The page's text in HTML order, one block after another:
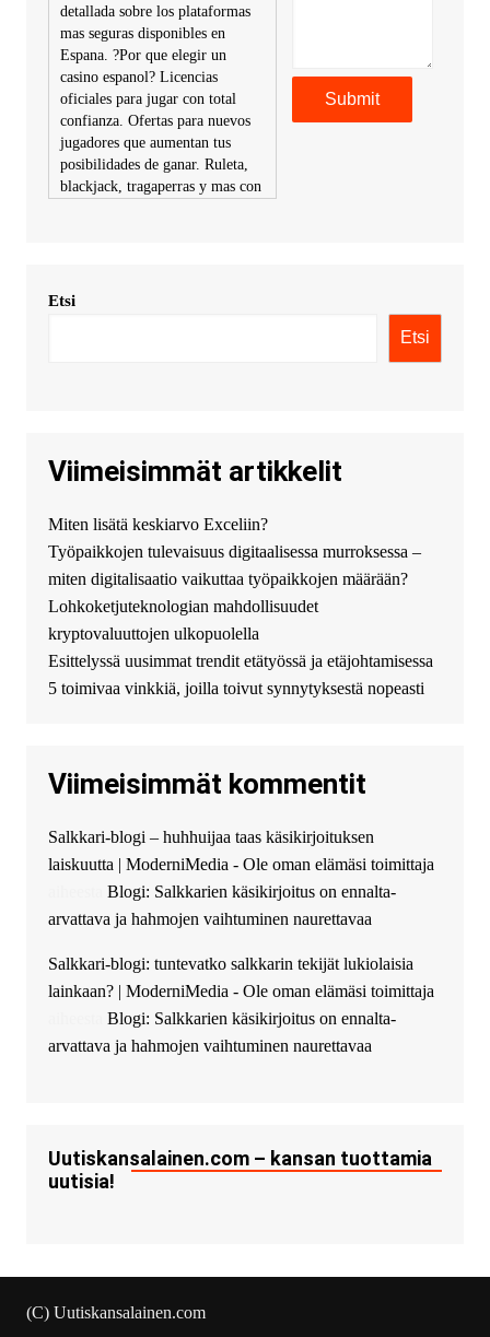
detallada sobre los plataformas
mas seguras disponibles en
Espana. ?Por que elegir un
casino espanol? Licencias
oficiales para jugar con total
confianza. Ofertas para nuevos
jugadores que aumentan tus
posibilidades de ganar. Ruleta,
blackjack, tragaperras y mas con
KimonicRisse :
купить хавал джулиан -
http://jolion-ufa1.ru/
Появился вопрос про срочно
взять деньги? Предлагаем
безопасный источник
финансовой помощи. Вы
можете получить
финансирование в долг без
избыточных вопросов и
документов? Тогда обратитесь
guest_4889 :Cmon Suomi 👏
The Admin: High five! You’ve
successfully installed Simple
Ajax Chat.
Etsi
Etsi
Viimeisimmät artikkelit
Miten lisätä keskiarvo Exceliin?
Työpaikkojen tulevaisuus digitaalisessa murroksessa –
miten digitalisaatio vaikuttaa työpaikkojen määrään?
Lohkoketjuteknologian mahdollisuudet
kryptovaluuttojen ulkopuolella
Esittelyssä uusimmat trendit etätyössä ja etäjohtamisessa
5 toimivaa vinkkiä, joilla toivut synnytyksestä nopeasti
Viimeisimmät kommentit
Salkkari-blogi – huhhuijaa taas käsikirjoituksen
laiskuutta | ModerniMedia - Ole oman elämäsi toimittaja
Blogi: Salkkarien käsikirjoitus on ennalta-
arvattava ja hahmojen vaihtuminen naurettavaa
Salkkari-blogi: tuntevatko salkkarin tekijät lukiolaisia
lainkaan? | ModerniMedia - Ole oman elämäsi toimittaja
Blogi: Salkkarien käsikirjoitus on ennalta-
arvattava ja hahmojen vaihtuminen naurettavaa
Uutiskansalainen.com – kansan tuottamia
uutisia!
(C) Uutiskansalainen.com